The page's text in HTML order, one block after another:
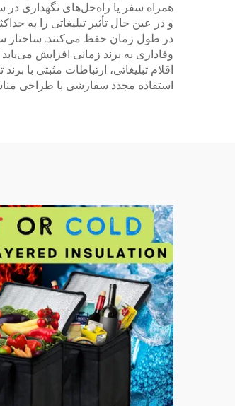
همراه سفر یا راه‌حل‌های نگهداری
و در عین حال تأثیر تبلیغاتی را به
در طول زمان حفظ می‌کنند. ساختار
وفاداری به برند زمانی افزایش
اقلام تبلیغاتی، ارتباطات مثبتی
استفاده مجدد سفارشی با طراحی